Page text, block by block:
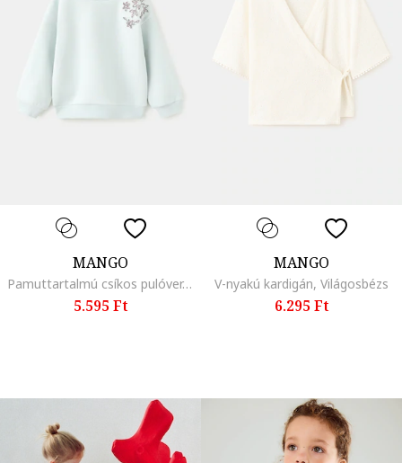
MANGO
Pamuttartalmú csíkos pulóver, Jégkék/Rózsaarany
5.595 Ft
MANGO
V-nyakú kardigán, Világosbézs
6.295 Ft